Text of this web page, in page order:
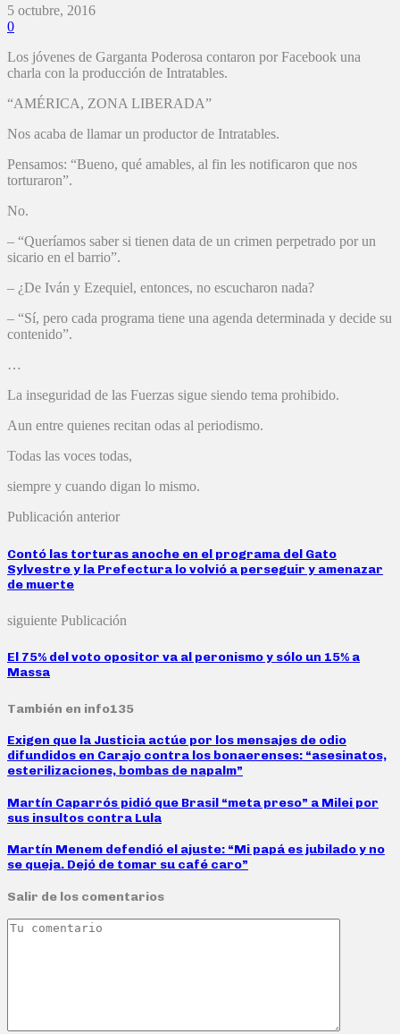
5 octubre, 2016
0
Los jóvenes de Garganta Poderosa contaron por Facebook una
charla con la producción de Intratables.
“AMÉRICA, ZONA LIBERADA”
Nos acaba de llamar un productor de Intratables.
Pensamos: “Bueno, qué amables, al fin les notificaron que nos
torturaron”.
No.
– “Queríamos saber si tienen data de un crimen perpetrado por un
sicario en el barrio”.
– ¿De Iván y Ezequiel, entonces, no escucharon nada?
– “Sí, pero cada programa tiene una agenda determinada y decide su
contenido”.
…
La inseguridad de las Fuerzas sigue siendo tema prohibido.
Aun entre quienes recitan odas al periodismo.
Todas las voces todas,
siempre y cuando digan lo mismo.
Publicación anterior
Contó las torturas anoche en el programa del Gato
Sylvestre y la Prefectura lo volvió a perseguir y amenazar
de muerte
siguiente Publicación
El 75% del voto opositor va al peronismo y sólo un 15% a
Massa
También en info135
Exigen que la Justicia actúe por los mensajes de odio
difundidos en Carajo contra los bonaerenses: “asesinatos,
esterilizaciones, bombas de napalm”
Martín Caparrós pidió que Brasil “meta preso” a Milei por
sus insultos contra Lula
Martín Menem defendió el ajuste: “Mi papá es jubilado y no
se queja. Dejó de tomar su café caro”
Salir de los comentarios